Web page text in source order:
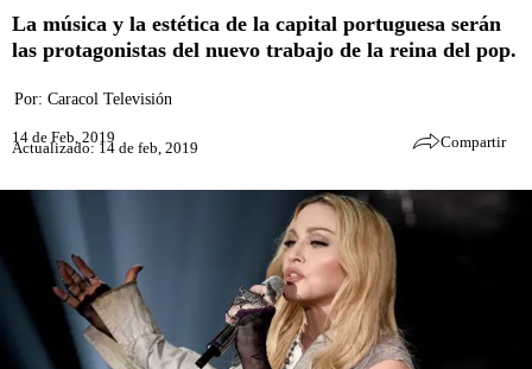
La música y la estética de la capital portuguesa serán
las protagonistas del nuevo trabajo de la reina del pop.
Por: Caracol Televisión
14 de Feb, 2019
Actualizado: 14 de feb, 2019 Compartir